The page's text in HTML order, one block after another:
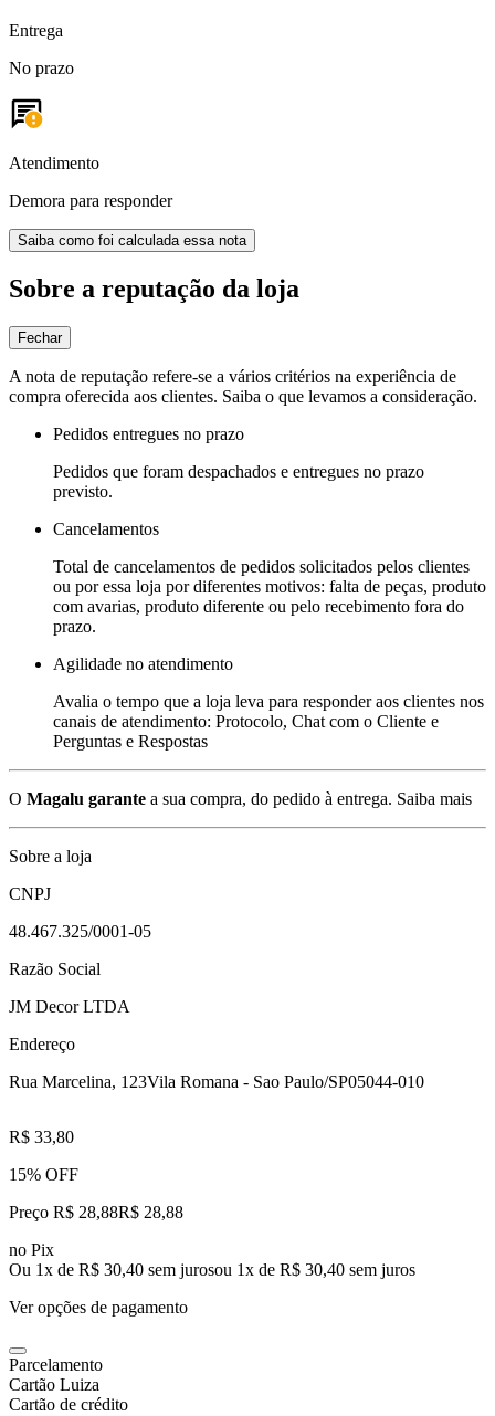
Entrega
No prazo
Atendimento
Demora para responder
Saiba como foi calculada essa nota
Sobre a reputação da loja
Fechar
A nota de reputação refere-se a vários critérios na experiência de
compra oferecida aos clientes. Saiba o que levamos a consideração.
Pedidos entregues no prazo
Pedidos que foram despachados e entregues no prazo
previsto.
Cancelamentos
Total de cancelamentos de pedidos solicitados pelos clientes
ou por essa loja por diferentes motivos: falta de peças, produto
com avarias, produto diferente ou pelo recebimento fora do
prazo.
Agilidade no atendimento
Avalia o tempo que a loja leva para responder aos clientes nos
canais de atendimento: Protocolo, Chat com o Cliente e
Perguntas e Respostas
O Magalu garante a sua compra, do pedido à entrega. Saiba mais
Sobre a loja
CNPJ
48.467.325/0001-05
Razão Social
JM Decor LTDA
Endereço
Rua Marcelina, 123Vila Romana - Sao Paulo/SP05044-010
R$ 33,80
15% OFF
Preço R$ 28,88R$ 28,88
no Pix
Ou 1x de R$ 30,40 sem jurosou 1x de R$ 30,40 sem juros
Ver opções de pagamento
Parcelamento
Cartão Luiza
Cartão de crédito